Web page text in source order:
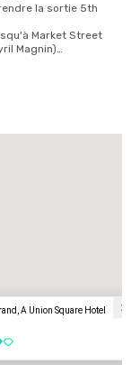
la sortie 5th
Market Street
Magnin)
Street, tournez à
Powell et Sutter,
via le Golden
A Union Square Hotel